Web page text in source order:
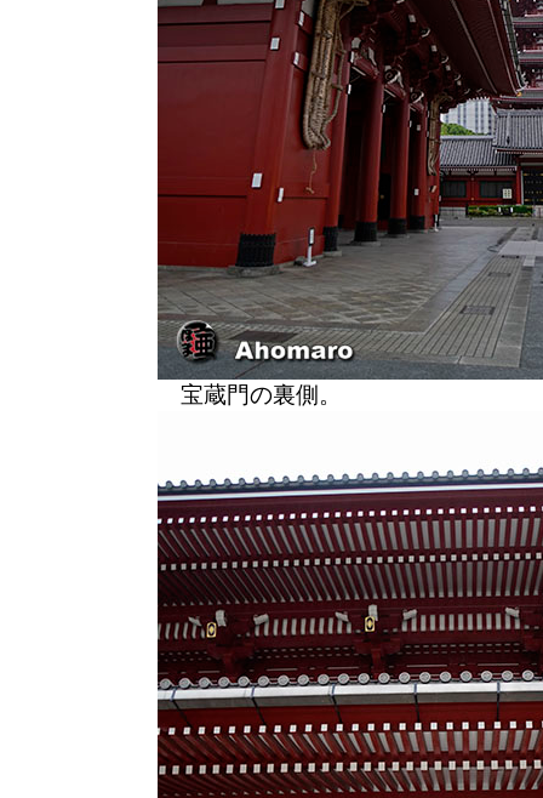
宝蔵門の裏側。